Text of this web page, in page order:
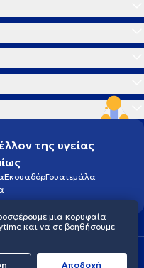
της υγείας
ΕκουαδόρΓουατεμάλα
προσωπικού απορρήτου
μια κορυφαία
και να σε βοηθήσουμε
Aποδοχή